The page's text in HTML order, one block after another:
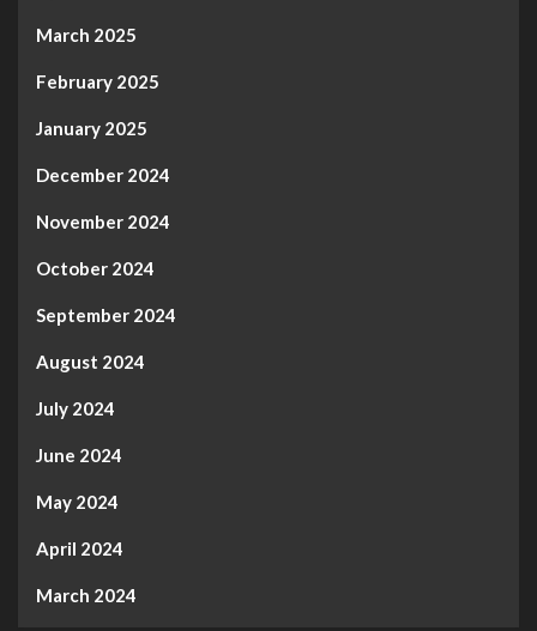
March 2025
February 2025
January 2025
December 2024
November 2024
October 2024
September 2024
August 2024
July 2024
June 2024
May 2024
April 2024
March 2024